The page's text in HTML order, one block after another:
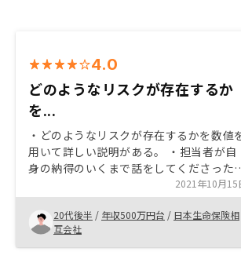
4.0
どのようなリスクが存在するか
を...
・どのようなリスクが存在するかを数値
用いて詳しい説明がある。 ・担当者が自
身の納得のいくまで話をしてくださった
・契約までのフローがわかりやすくスピ
ディーであった。 ・始めるにあたり不安
だった点は、どこまで親身に不動産の営業
をしてくださるか(不動産業界の営業はあ
まり良い噂を聞かないため)。貴社にとっ
2021年10月15
20代後半 / 年収500万円台 / 日本生命保険相
互会社